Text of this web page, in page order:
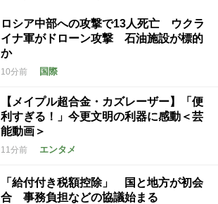
ロシア中部への攻撃で13人死亡 ウクラ
イナ軍がドローン攻撃 石油施設が標的
か
10分前 国際
【メイプル超合金・カズレーザー】「便
利すぎる！」今更文明の利器に感動＜芸
能動画＞
11分前 エンタメ
「給付付き税額控除」 国と地方が初会
合 事務負担などの協議始まる